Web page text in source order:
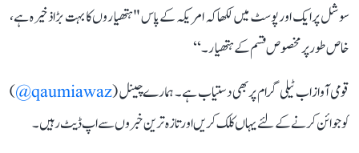
سوشل پر ایک اور پوسٹ میں لکھا کہ امریکہ کے پاس "ہتھیاروں کا بہت بڑا ذخیرہ ہے،
خاص طور پر مخصوص قسم کے ہتھیار۔‘‘
قومی آواز اب ٹیلی گرام پر بھی دستیاب ہے۔ ہمارے چینل (qaumiawaz@
)
کو جوائن کرنے کے لئے یہاں کلک کریں اور تازہ ترین خبروں سے اپ ڈیٹ رہیں۔